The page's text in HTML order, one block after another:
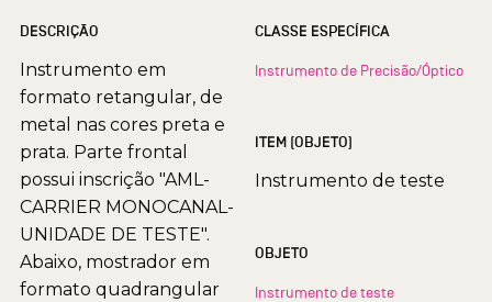
DESCRIÇÃO
Instrumento em
formato retangular, de
metal nas cores preta e
prata. Parte frontal
possui inscrição "AML-
CARRIER MONOCANAL-
UNIDADE DE TESTE".
Abaixo, mostrador em
formato quadrangular
CLASSE ESPECÍFICA
Instrumento de Precisão/Óptico
ITEM (OBJETO)
Instrumento de teste
OBJETO
Instrumento de teste